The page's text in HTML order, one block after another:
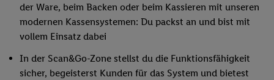
der Ware, beim Backen oder beim Kassieren mit unseren
modernen Kassensystemen: Du packst an und bist mit
vollem Einsatz dabei
In der Scan&Go-Zone stellst du die Funktionsfähigkeit
sicher, begeisterst Kunden für das System und bietest